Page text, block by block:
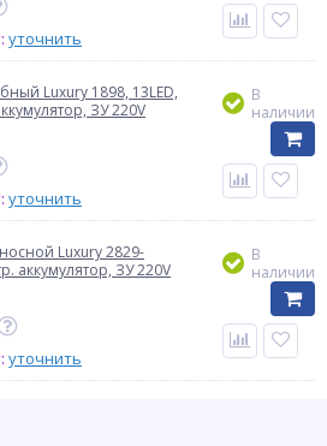
уточнить
Luxury 1898, 13LED,
ЗУ 220V
уточнить
В
наличии
Luxury 2829-
аккумулятор, ЗУ 220V
уточнить
В
наличии